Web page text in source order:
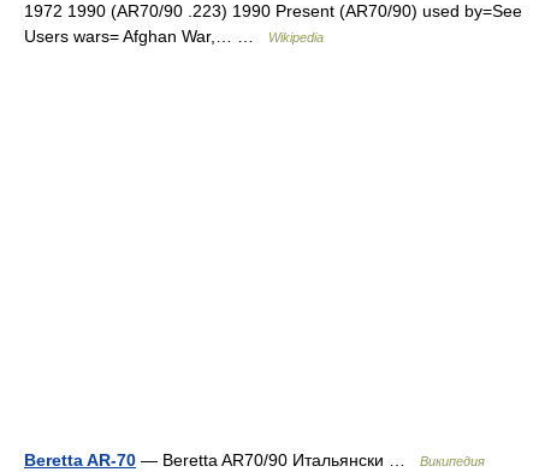
1972 1990 (AR70/90 .223) 1990 Present (AR70/90) used by=See
Users wars= Afghan War,… …
Wikipedia
Beretta AR-70 — Beretta AR70/90 Итальянски … Википедия